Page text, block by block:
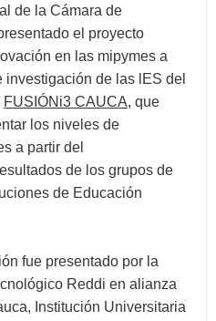
de la Cámara de
el proyecto
en las mipymes a
investigación de las lES del
FUSIÓNi3 CAUCA, que
los niveles de
a partir del
de los grupos de
de Educación
fue presentado por la
Reddi en alianza
Institución Universitaria